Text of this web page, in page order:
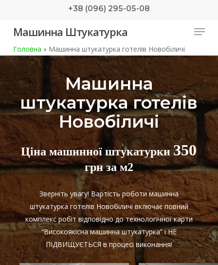
main
+38 (096) 295-05-08
Машинна Штукатурка Menu
Головна »Машинна штукатурка готелів Новобіличі
Машинна
штукатурка готелів
Новобіличі
Ціна машинної штукатурки350
грн за м2
Зверніть увагу! Вартість роботи машинна
штукатурка готелів Новобіличі включає повний
комплекс робіт відповідно до технологічної карти
“Високоякісна машинна штукатурка” і НЕ
ПІДВИЩУЄТЬСЯ в процесі виконання!